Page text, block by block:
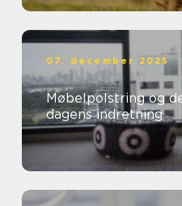
07. december 2025
Møbelpolstring og
dagens indretning